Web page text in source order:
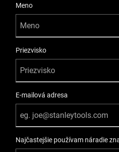
Meno
Priezvisko
E-mailová adresa
Najčastejšie používam náradie